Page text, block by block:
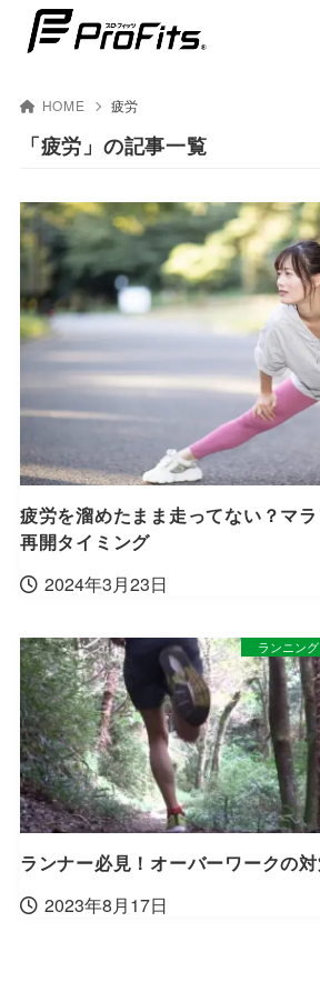
プロ･フィッツ®とは
製品ラインナップ
テーピング貼り方動画
賢くスポーツを楽しむ
アスリート
HOME 疲労
「疲労」の記事一覧
疲労を溜めたまま走ってない？マ
再開タイミング
2024年3月23日
ランナー必見！オーバーワークの
2023年8月17日
ランニング